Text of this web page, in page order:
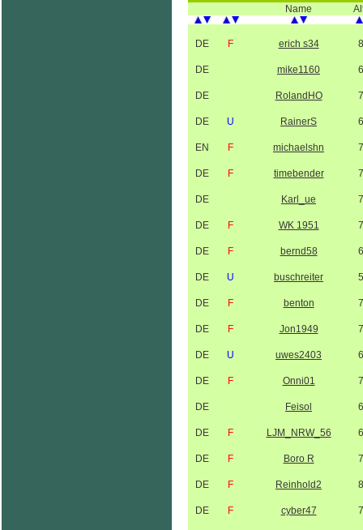
Name
DE F erich s34
DE mike1160
DE RolandHO
DE U RainerS
EN F michaelshn
DE F timebender
DE Karl_ue
DE F WK 1951
DE F bernd58
DE U buschreiter
DE F benton
DE F Jon1949
DE U uwes2403
DE F Onni01
DE Feisol
DE F LJM_NRW_56
DE F Boro R
DE F Reinhold2
DE F cyber47